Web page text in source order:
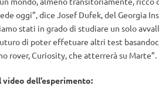
oggi”, dice Josef Dufek, del Georgia
stati in grado di studiare un solo
di poter effetuare altri test
rover, Curiosity, che atterrerà su Marte”.
dell’esperimento: